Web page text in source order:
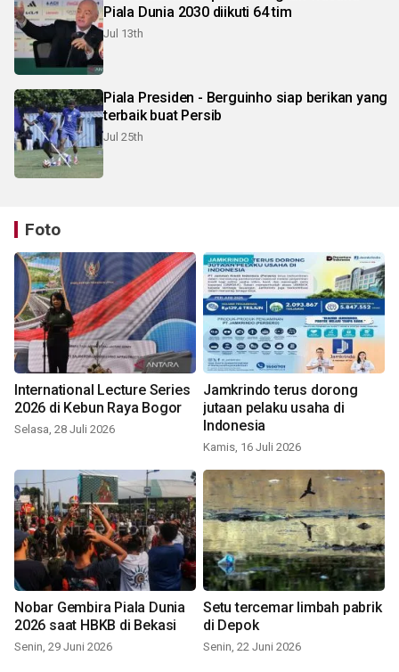
Piala Dunia 2030 diikuti 64 tim
Jul 13th
Piala Presiden - Berguinho siap berikan yang
terbaik buat Persib
Jul 25th
Foto
International Lecture Series
2026 di Kebun Raya Bogor
Selasa, 28 Juli 2026
Jamkrindo terus dorong
jutaan pelaku usaha di
Indonesia
Kamis, 16 Juli 2026
Nobar Gembira Piala Dunia
2026 saat HBKB di Bekasi
Senin, 29 Juni 2026
Setu tercemar limbah pabrik
di Depok
Senin, 22 Juni 2026